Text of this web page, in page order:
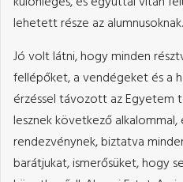
lehetett része az alumnusoknak.
Jó volt látni, hogy minden
fellépőket, a vendégeket és a
érzéssel távozott az Egyetem
lesznek következő alkalommal,
rendezvénynek, biztatva
barátjukat, ismerősüket, hogy